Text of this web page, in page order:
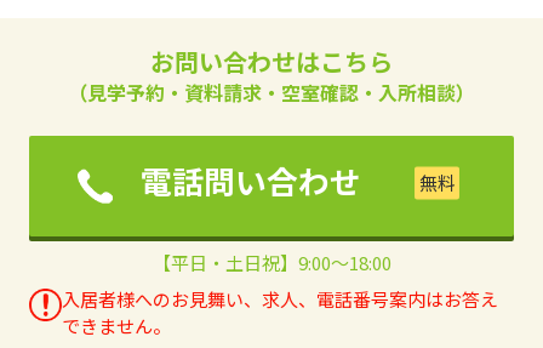
お問い合わせはこちら
（見学予約・資料請求・空室確認・入所相談）
電話問い合わせ
【平日・土日祝】9:00～18:00
入居者様へのお見舞い、求人、電話番号案内はお答え
できません。